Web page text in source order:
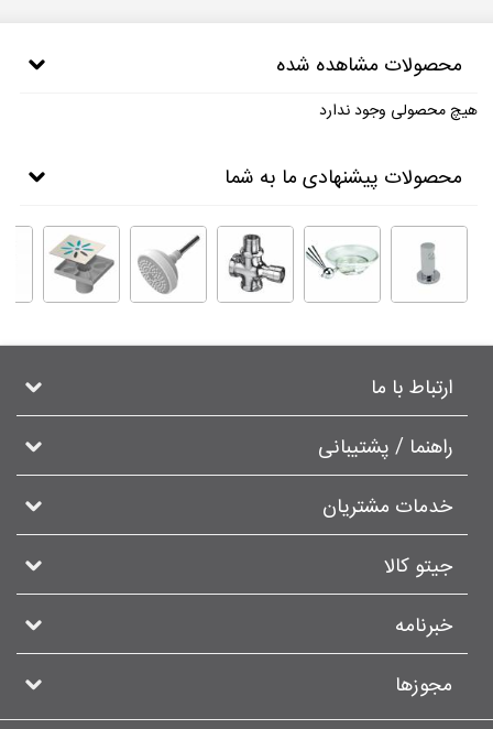
محصولات مشاهده شده
هیچ محصولی وجود ندارد
محصولات پیشنهادی ما به شما
ارتباط با ما
راهنما / پشتیبانی
خدمات مشتریان
جیتو کالا
خبرنامه
مجوزها